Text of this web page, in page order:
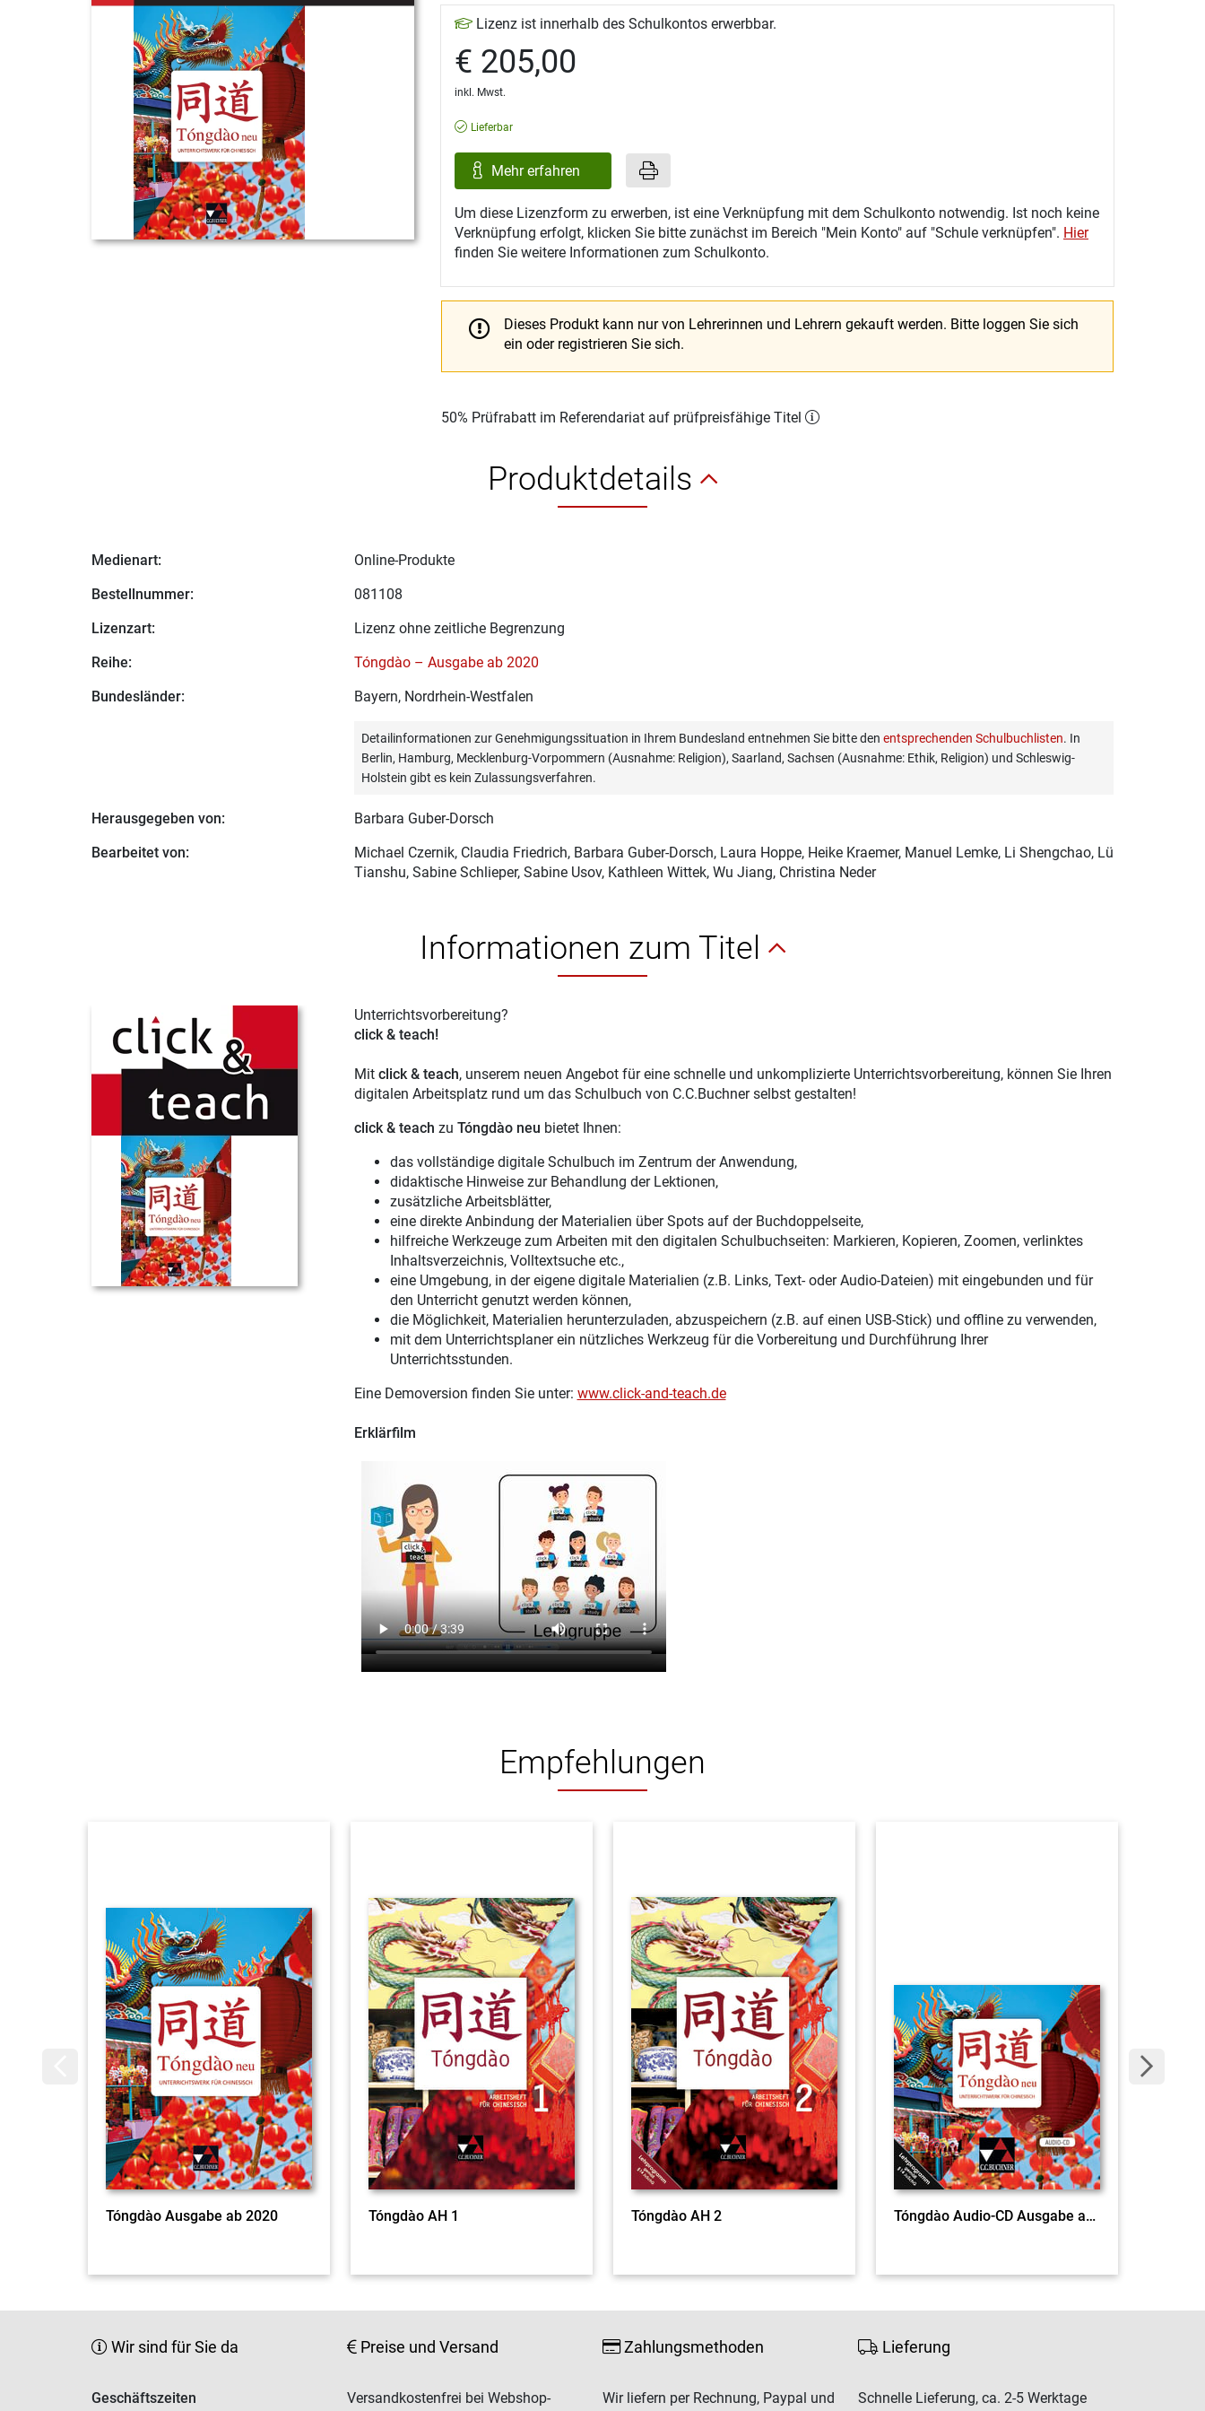
Lizenz ist innerhalb des Schulkontos erwerbbar.
€ 205,00
inkl. Mwst.
Lieferbar
Mehr erfahren
Um diese Lizenzform zu erwerben, ist eine Verknüpfung mit dem Schulkonto notwendig. Ist noch keine
Verknüpfung erfolgt, klicken Sie bitte zunächst im Bereich "Mein Konto" auf "Schule verknüpfen". Hier
finden Sie weitere Informationen zum Schulkonto.
Dieses Produkt kann nur von Lehrerinnen und Lehrern gekauft werden. Bitte loggen Sie sich
ein oder registrieren Sie sich.
50% Prüfrabatt im Referendariat auf prüfpreisfähige Titel
Produktdetails
Medienart:
Online-Produkte
Bestellnummer:
081108
Lizenzart:
Lizenz ohne zeitliche Begrenzung
Reihe:
Tóngdào – Ausgabe ab 2020
Bundesländer:
Bayern, Nordrhein-Westfalen
Detailinformationen zur Genehmigungssituation in Ihrem Bundesland entnehmen Sie bitte den entsprechenden Schulbuchlisten. In
Berlin, Hamburg, Mecklenburg-Vorpommern (Ausnahme: Religion), Saarland, Sachsen (Ausnahme: Ethik, Religion) und Schleswig-
Holstein gibt es kein Zulassungsverfahren.
Herausgegeben von:
Barbara Guber-Dorsch
Bearbeitet von:
Michael Czernik, Claudia Friedrich, Barbara Guber-Dorsch, Laura Hoppe, Heike Kraemer, Manuel Lemke, Li Shengchao, Lü
Tianshu, Sabine Schlieper, Sabine Usov, Kathleen Wittek, Wu Jiang, Christina Neder
Informationen zum Titel
Unterrichtsvorbereitung?
click & teach!
Mit click & teach, unserem neuen Angebot für eine schnelle und unkomplizierte Unterrichtsvorbereitung, können Sie Ihren
digitalen Arbeitsplatz rund um das Schulbuch von C.C.Buchner selbst gestalten!
click & teach zu Tóngdào neu bietet Ihnen:
das vollständige digitale Schulbuch im Zentrum der Anwendung,
didaktische Hinweise zur Behandlung der Lektionen,
zusätzliche Arbeitsblätter,
eine direkte Anbindung der Materialien über Spots auf der Buchdoppelseite,
hilfreiche Werkzeuge zum Arbeiten mit den digitalen Schulbuchseiten: Markieren, Kopieren, Zoomen, verlinktes
Inhaltsverzeichnis, Volltextsuche etc.,
eine Umgebung, in der eigene digitale Materialien (z.B. Links, Text- oder Audio-Dateien) mit eingebunden und für
den Unterricht genutzt werden können,
die Möglichkeit, Materialien herunterzuladen, abzuspeichern (z.B. auf einen USB-Stick) und offline zu verwenden,
mit dem Unterrichtsplaner ein nützliches Werkzeug für die Vorbereitung und Durchführung Ihrer
Unterrichtsstunden.
Eine Demoversion finden Sie unter: www.click-and-teach.de
Erklärfilm
Empfehlungen
Tóngdào Ausgabe ab 2020 Tóngdào AH 1 Tóngdào AH 2 Tóngdào Audio-CD Ausgabe ab 2020
Wir sind für Sie da
Geschäftszeiten
Preise und Versand
Versandkostenfrei bei Webshop-
Zahlungsmethoden
Wir liefern per Rechnung, Paypal und
Lieferung
Schnelle Lieferung, ca. 2-5 Werktage